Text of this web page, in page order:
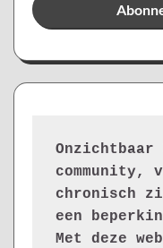
community,
chronisch
een
Met deze